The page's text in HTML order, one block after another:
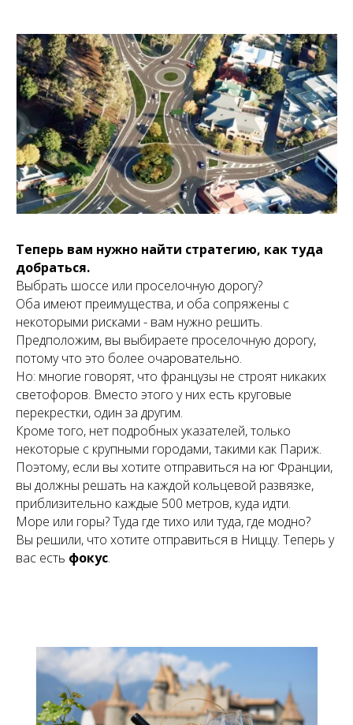
Теперь вам нужно найти стратегию, как туда
добраться.
Выбрать шоссе или проселочную дорогу?
Оба имеют преимущества, и оба сопряжены с
некоторыми рисками - вам нужно решить.
Предположим, вы выбираете проселочную дорогу,
потому что это более очаровательно.
Но: многие говорят, что французы не строят никаких
светофоров. Вместо этого у них есть круговые
перекрестки, один за другим.
Кроме того, нет подробных указателей, только
некоторые с крупными городами, такими как Париж.
Поэтому, если вы хотите отправиться на юг Франции,
вы должны решать на каждой кольцевой развязке,
приблизительно каждые 500 метров, куда идти.
Море или горы? Туда где тихо или туда, где модно?
Вы решили, что хотите отправиться в Ниццу. Теперь у
вас есть фокус.